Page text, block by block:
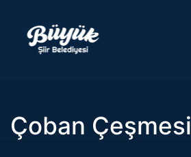
Çoban Çeşmesi